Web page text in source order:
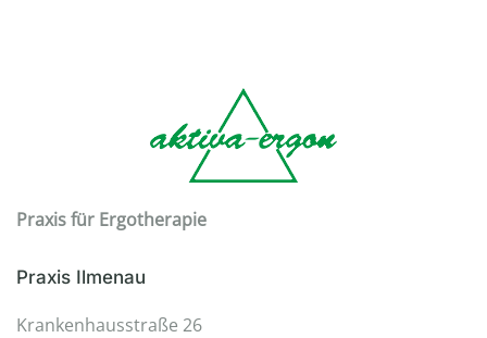
Praxis für Ergotherapie
Praxis Ilmenau
Krankenhausstraße 26